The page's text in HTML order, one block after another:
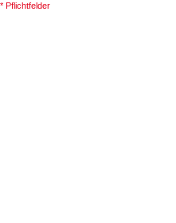
* Pflichtfelder